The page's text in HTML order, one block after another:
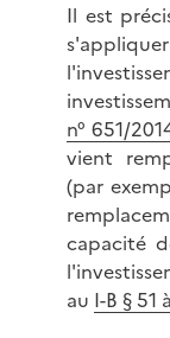
Il est
n° 651/
vient
(par
capacité
au I-B § 51